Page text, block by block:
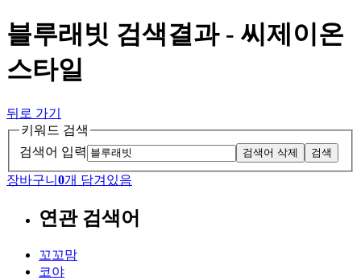
블루래빗 검색결과 - 씨제이온
스타일
뒤로 가기
키워드 검색
검색어 입력
검색어 삭제 검색
장바구니 0개 담겨있음
연관 검색어
꼬꼬맘
코야